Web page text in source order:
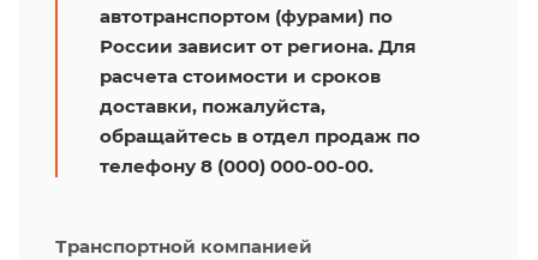
автотранспортом (фурами) по
России зависит от региона. Для
расчета стоимости и сроков
доставки, пожалуйста,
обращайтесь в отдел продаж по
телефону 8 (000) 000-00-00.
Транспортной компанией